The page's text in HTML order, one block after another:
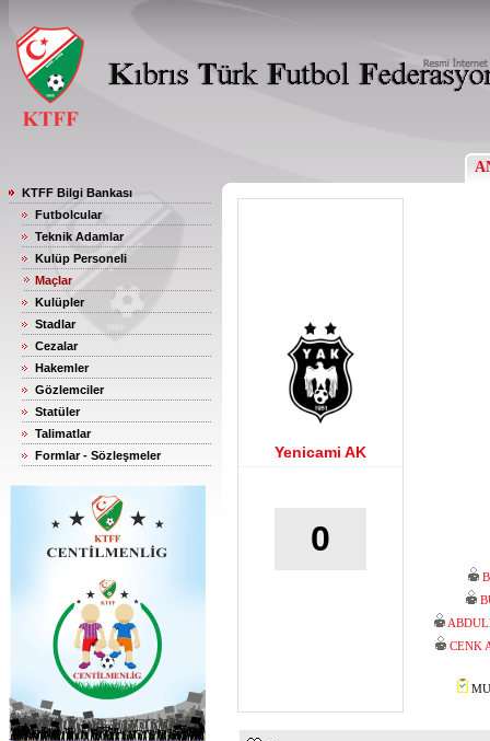
KTFF Bilgi Bankası
Futbolcular
Teknik Adamlar
Kulüp Personeli
Maçlar
Kulüpler
Stadlar
Cezalar
Hakemler
Gözlemciler
Statüler
Talimatlar
Formlar - Sözleşmeler
Yenicami AK
0
CENK